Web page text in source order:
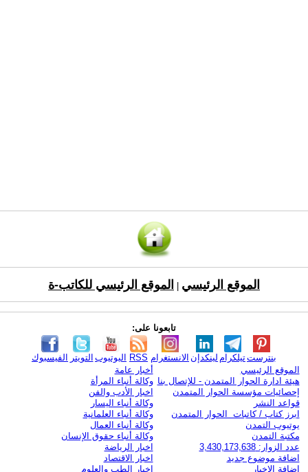
الموقع الرئيسي الموقع الرئيسي للكاتب-ة
تابعونا على:
الفيسبوك التويتر اليوتيوب RSS الانستغرام لينكدإن تيلكرامبنترست
الموقع الرئيسي
هيئة ادارة الحوار المتمدن - للإتصال بنا
إحصائيات مؤسسة الحوار المتمدن
قواعد النشر
ابرز كتاب / كاتبات الحوار المتمدن
يوتيوب التمدن
مكتبة التمدن
عدد الزوار: 3,430,173,638
اضافة موضوع جديد
اضافة الاخبار
أخبار عامة
وكالة أنباء المرأة
اخبار الأدب والفن
وكالة أنباء اليسار
وكالة أنباء العلمانية
وكالة أنباء العمال
وكالة أنباء حقوق الإنسان
اخبار الرياضة
اخبار الاقتصاد
اخبار الطب والعلوم